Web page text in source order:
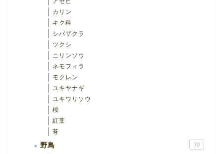
カリン
キク科
シバザクラ
ツクシ
ニリンソウ
ネモフィラ
モクレン
ユキヤナギ
ユキワリソウ
桜
紅葉
苔
野鳥 70